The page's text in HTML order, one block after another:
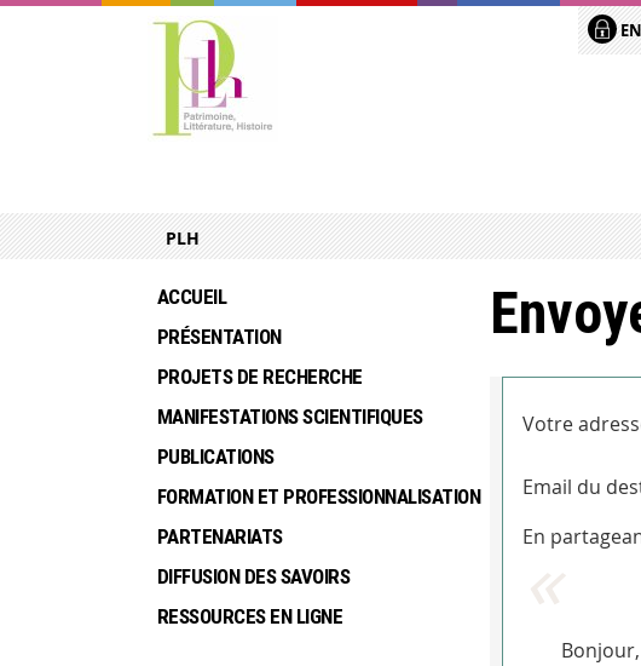
PLH
Votre
Email du
En
Bonjour,
ACCUEIL
PRÉSENTATION
PROJETS DE RECHERCHE
MANIFESTATIONS SCIENTIFIQUES
PUBLICATIONS
FORMATION ET PROFESSIONNALISATION
PARTENARIATS
DIFFUSION DES SAVOIRS
RESSOURCES EN LIGNE